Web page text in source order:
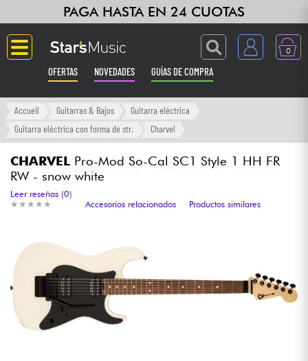
PAGA HASTA EN 24 CUOTAS
0
OFERTAS NOVEDADES GUÍAS DE COMPRA
Langue
Ampli & Efectos
Sintetizadores & samplers
Grabación
Auriculares
Accueil Guitarras & Bajos
Guitarra eléctrica
Guitarra eléctrica con forma de str.
Charvel
CHARVEL Pro-Mod So-Cal SC1 Style 1 HH FR
RW - snow white
★ ★ ★ ★ ★
★ ★ ★ ★ ★
Leer reseñas (0)
Accesorios relacionados
Productos similares